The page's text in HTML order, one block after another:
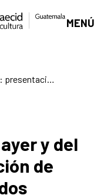
MENÚ
y del
de